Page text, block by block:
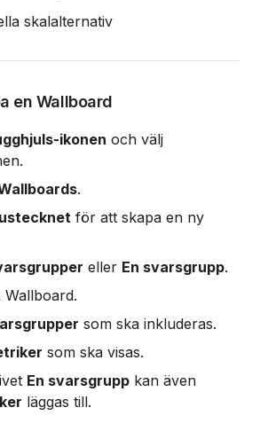
skalalternativ
en Wallboard
ikonen och välj
.
för att skapa en ny
eller En svarsgrupp.
Wallboard.
som ska inkluderas.
som ska visas.
En svarsgrupp kan även
läggas till.